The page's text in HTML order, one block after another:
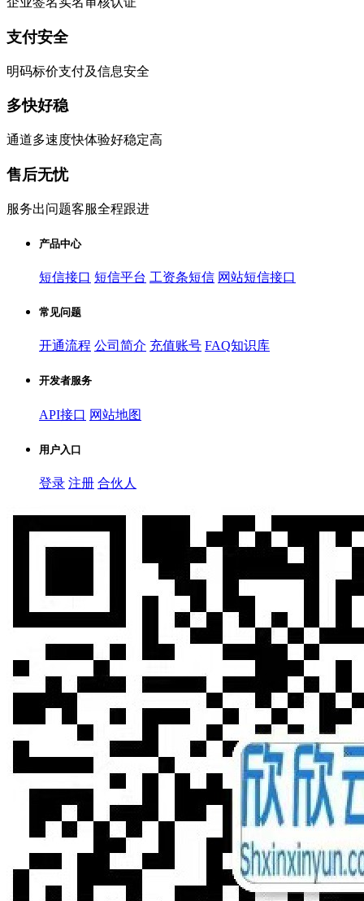
支付安全
明码标价支付及信息安全
多快好稳
通道多速度快体验好稳定高
售后无忧
服务出问题客服全程跟进
产品中心
短信接口 短信平台 工资条短信 网站短信接口
常见问题
开通流程 公司简介 充值账号 FAQ知识库
开发者服务
API接口 网站地图
用户入口
登录 注册 合伙人